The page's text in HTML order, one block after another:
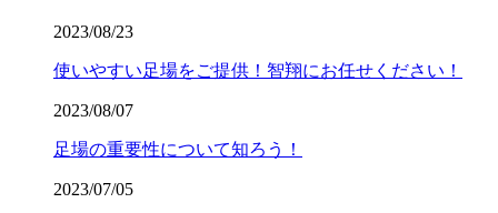
2023/08/23
使いやすい足場をご提供！智翔にお任せください！
2023/08/07
足場の重要性について知ろう！
2023/07/05